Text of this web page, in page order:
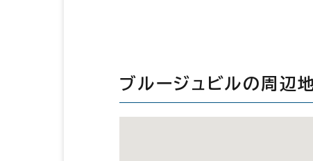
ブルージュビルの周辺